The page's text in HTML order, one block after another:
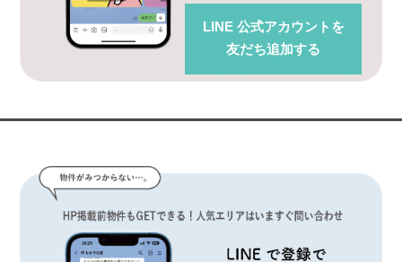
LINE 公式アカウント を
友だち追加する